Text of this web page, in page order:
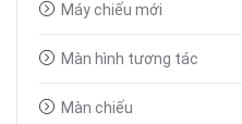
Máy chiếu mới
Màn hình tương tác
Màn chiếu